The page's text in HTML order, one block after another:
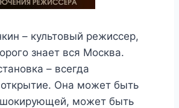
– культовый режиссер,
знает вся Москва.
– всегда
Она может быть
шокирующей, может быть